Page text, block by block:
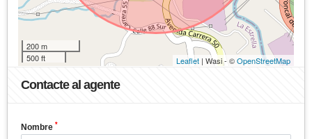
200 m
500 ft
Leaflet | Wasi - ©OpenStreetMap
Contacte al agente
Nombre *